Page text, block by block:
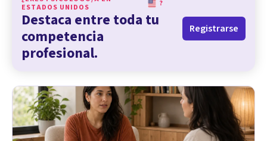
ESTADOS UNIDOS
?
Destaca entre toda tu
competencia
profesional.
Registrarse